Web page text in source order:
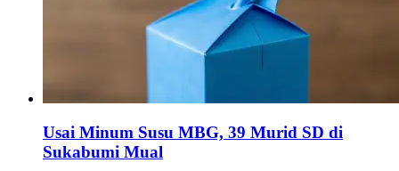
Usai Minum Susu MBG, 39 Murid SD di
Sukabumi Mual